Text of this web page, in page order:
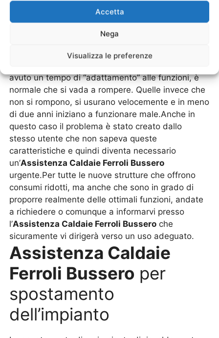
Accetta
Nega
Visualizza le preferenze
parte. Quindi in breve sarà necessario
Assistenza Caldaie Ferroli Bussero
tecnica.Allo stesso modo ci sono gli utenti che
decidono di utilizzare una caldaia in modo
continuativo, senza effettuare un rodaggio. Una
avuto un tempo di “adattamento” alle funzioni, è
normale che si vada a rompere. Quelle invece che
non si rompono, si usurano velocemente e in meno
di due anni iniziano a funzionare male.Anche in
questo caso il problema è stato creato dallo
stesso utente che non sapeva queste
caratteristiche e quindi diventa necessario
un’Assistenza Caldaie Ferroli Bussero
urgente.Per tutte le nuove strutture che offrono
consumi ridotti, ma anche che sono in grado di
proporre realmente delle ottimali funzioni, andate
a richiedere o comunque a informarvi presso
l’Assistenza Caldaie Ferroli Bussero che
sicuramente vi dirigerà verso un uso adeguato.
Assistenza Caldaie
Ferroli Bussero per
spostamento
dell’impianto